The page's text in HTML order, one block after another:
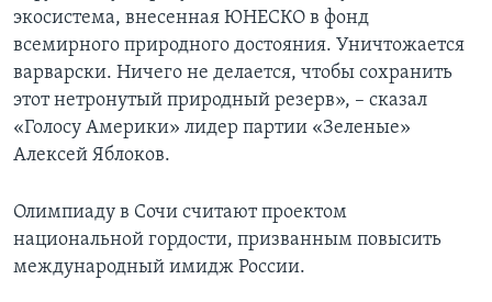
экосистема, внесенная ЮНЕСКО в фонд
всемирного природного достояния. Уничтожается
варварски. Ничего не делается, чтобы сохранить
этот нетронутый природный резерв», – сказал
«Голосу Америки» лидер партии «Зеленые»
Алексей Яблоков.
Олимпиаду в Сочи считают проектом
национальной гордости, призванным повысить
международный имидж России.